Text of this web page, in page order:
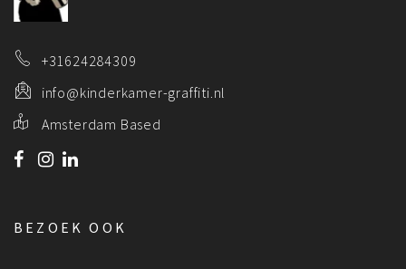
+31624284309
info@kinderkamer-graffiti.nl
Amsterdam Based
BEZOEK OOK